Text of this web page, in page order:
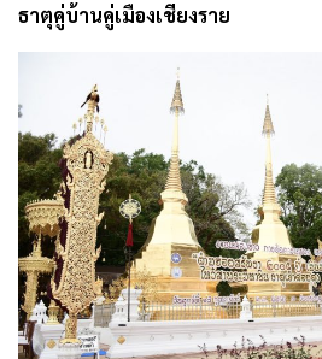
ธาตุคู่บ้านคู่เมืองเชียงราย